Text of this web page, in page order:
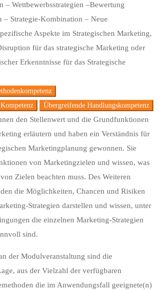
– Wettbewerbsstrategien –Bewertung
– Strategie-Kombination – Neue
Aspekte im Strategischen Marketing,
für das strategische Marketing oder
Erkenntnisse für das Strategische
Übergreifende Handlungskompetenz
den Stellenwert und die Grundfunktionen
erläutern und haben ein Verständnis für
Marketingplanung gewonnen. Sie
von Marketingzielen und wissen, was
Zielen beachten muss. Des Weiteren
die Möglichkeiten, Chancen und Risiken
Strategien darstellen und wissen, unter
die einzelnen Marketing-Strategien
sind.
der Modulveranstaltung sind die
aus der Vielzahl der verfügbaren
die im Anwendungsfall geeignete(n)